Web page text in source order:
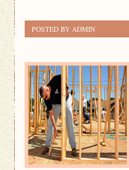
POSTED BY ADMIN